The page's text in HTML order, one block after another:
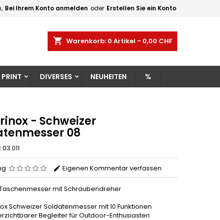
Bei Ihrem Konto anmelden oder Erstellen Sie ein Konto
shopping_cart Warenkorb: 0 Artikel - 0,00 CHF
DIVERSES NEUHEITEN %
- Schweizer
08
03.011
Eigenen Kommentar verfassen
mit Schraubendreher
Schweizer Soldatenmesser mit 10 Funktionen
Begleiter für Outdoor-Enthusiasten